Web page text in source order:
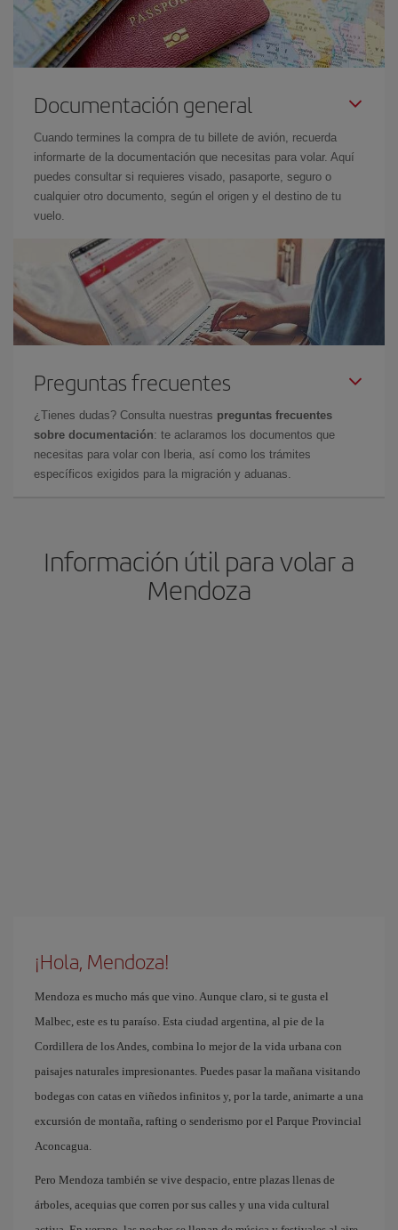
Documentación general
Cuando termines la compra de tu billete de avión, recuerda
informarte de la documentación que necesitas para volar. Aquí
puedes consultar si requieres visado, pasaporte, seguro o
cualquier otro documento, según el origen y el destino de tu
vuelo.
Preguntas frecuentes
¿Tienes dudas? Consulta nuestras preguntas frecuentes
sobre documentación: te aclaramos los documentos que
necesitas para volar con Iberia, así como los trámites
específicos exigidos para la migración y aduanas.
Información útil para volar a
Mendoza
¡Hola, Mendoza!
Mendoza es mucho más que vino. Aunque claro, si te gusta el
Malbec, este es tu paraíso. Esta ciudad argentina, al pie de la
Cordillera de los Andes, combina lo mejor de la vida urbana con
paisajes naturales impresionantes. Puedes pasar la mañana visitando
bodegas con catas en viñedos infinitos y, por la tarde, animarte a una
excursión de montaña, rafting o senderismo por el Parque Provincial
Aconcagua.
Pero Mendoza también se vive despacio, entre plazas llenas de
árboles, acequias que corren por sus calles y una vida cultural